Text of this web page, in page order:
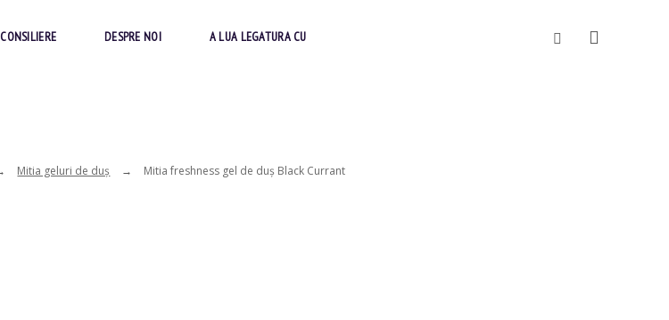
CONSILIERE DESPRE NOI A LUA LEGATURA CU Vyhledávání
Mitia geluri de duş Mitia freshness gel de duş Black Currant